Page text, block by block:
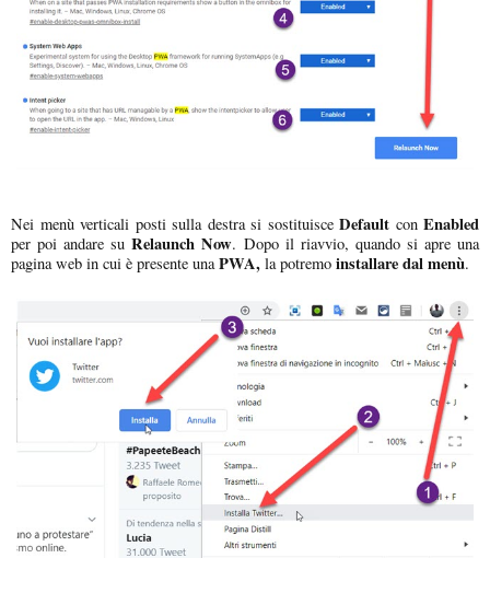
Nei menù verticali posti sulla destra si sostituisce Default conEnabled
per poi andare su Relaunch Now. Dopo il riavvio, quando si apre una
pagina web in cui è presente una PWA, la potremo installare dal menù.